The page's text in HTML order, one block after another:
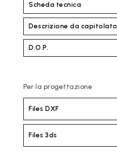
Scheda tecnica
Descrizione da capitolato
D.O.P.
Per la progettazione
Files DXF
Files 3ds